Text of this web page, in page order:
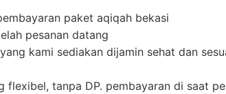
paket aqiqah bekasi
pesanan datang
kami sediakan dijamin sehat dan
flexibel, tanpa DP. pembayaran di saat